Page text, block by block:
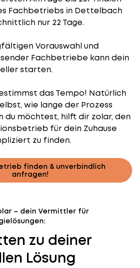
Fachbetriebs in Dettelbach
nur 22 Tage.
Vorauswahl und
Fachbetriebe kann dein
starten.
das Tempo! Natürlich
wie lange der Prozess
du möchtest, hilft dir zolar, den
für dein Zuhause
zu finden.
finden & unverbindlich
anfragen!
– dein Vermittler für
zu deiner
Lösung